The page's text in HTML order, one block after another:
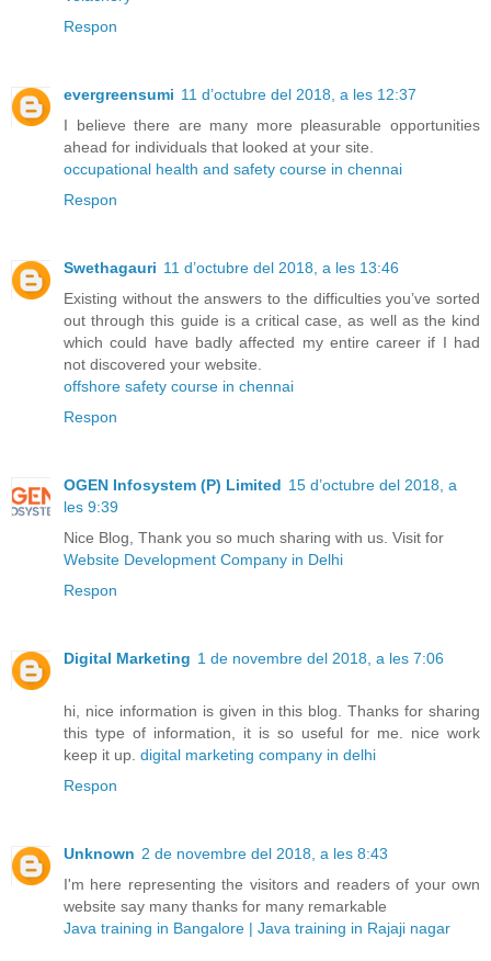
Respon
evergreensumi 11 d’octubre del 2018, a les 12:37
I believe there are many more pleasurable opportunities
ahead for individuals that looked at your site.
occupational health and safety course in chennai
Respon
Swethagauri 11 d’octubre del 2018, a les 13:46
Existing without the answers to the difficulties you’ve sorted
out through this guide is a critical case, as well as the kind
which could have badly affected my entire career if I had
not discovered your website.
offshore safety course in chennai
Respon
OGEN Infosystem (P) Limited 15 d’octubre del 2018, a
les 9:39
Nice Blog, Thank you so much sharing with us. Visit for
Website Development Company in Delhi
Respon
Digital Marketing 1 de novembre del 2018, a les 7:06
hi, nice information is given in this blog. Thanks for sharing
this type of information, it is so useful for me. nice work
keep it up. digital marketing company in delhi
Respon
Unknown 2 de novembre del 2018, a les 8:43
I'm here representing the visitors and readers of your own
website say many thanks for many remarkable
Java training in Bangalore | Java training in Rajaji nagar